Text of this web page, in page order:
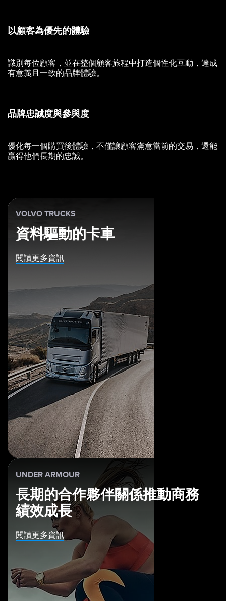
以顧客為優先的體驗
識別每位顧客，並在整個顧客旅程中打造個性化互動，達成
有意義且一致的品牌體驗。
品牌忠誠度與參與度
優化每一個購買後體驗，不僅讓顧客滿意當前的交易，還能
贏得他們長期的忠誠。
VOLVO TRUCKS
資料驅動的卡車
閱讀更多資訊
UNDER ARMOUR
長期的合作夥伴關係推動商務
績效成長
閱讀更多資訊